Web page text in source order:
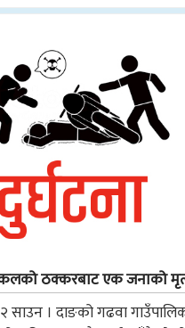
ठक्करबाट एक जनाको
साउन । दाङको गढवा